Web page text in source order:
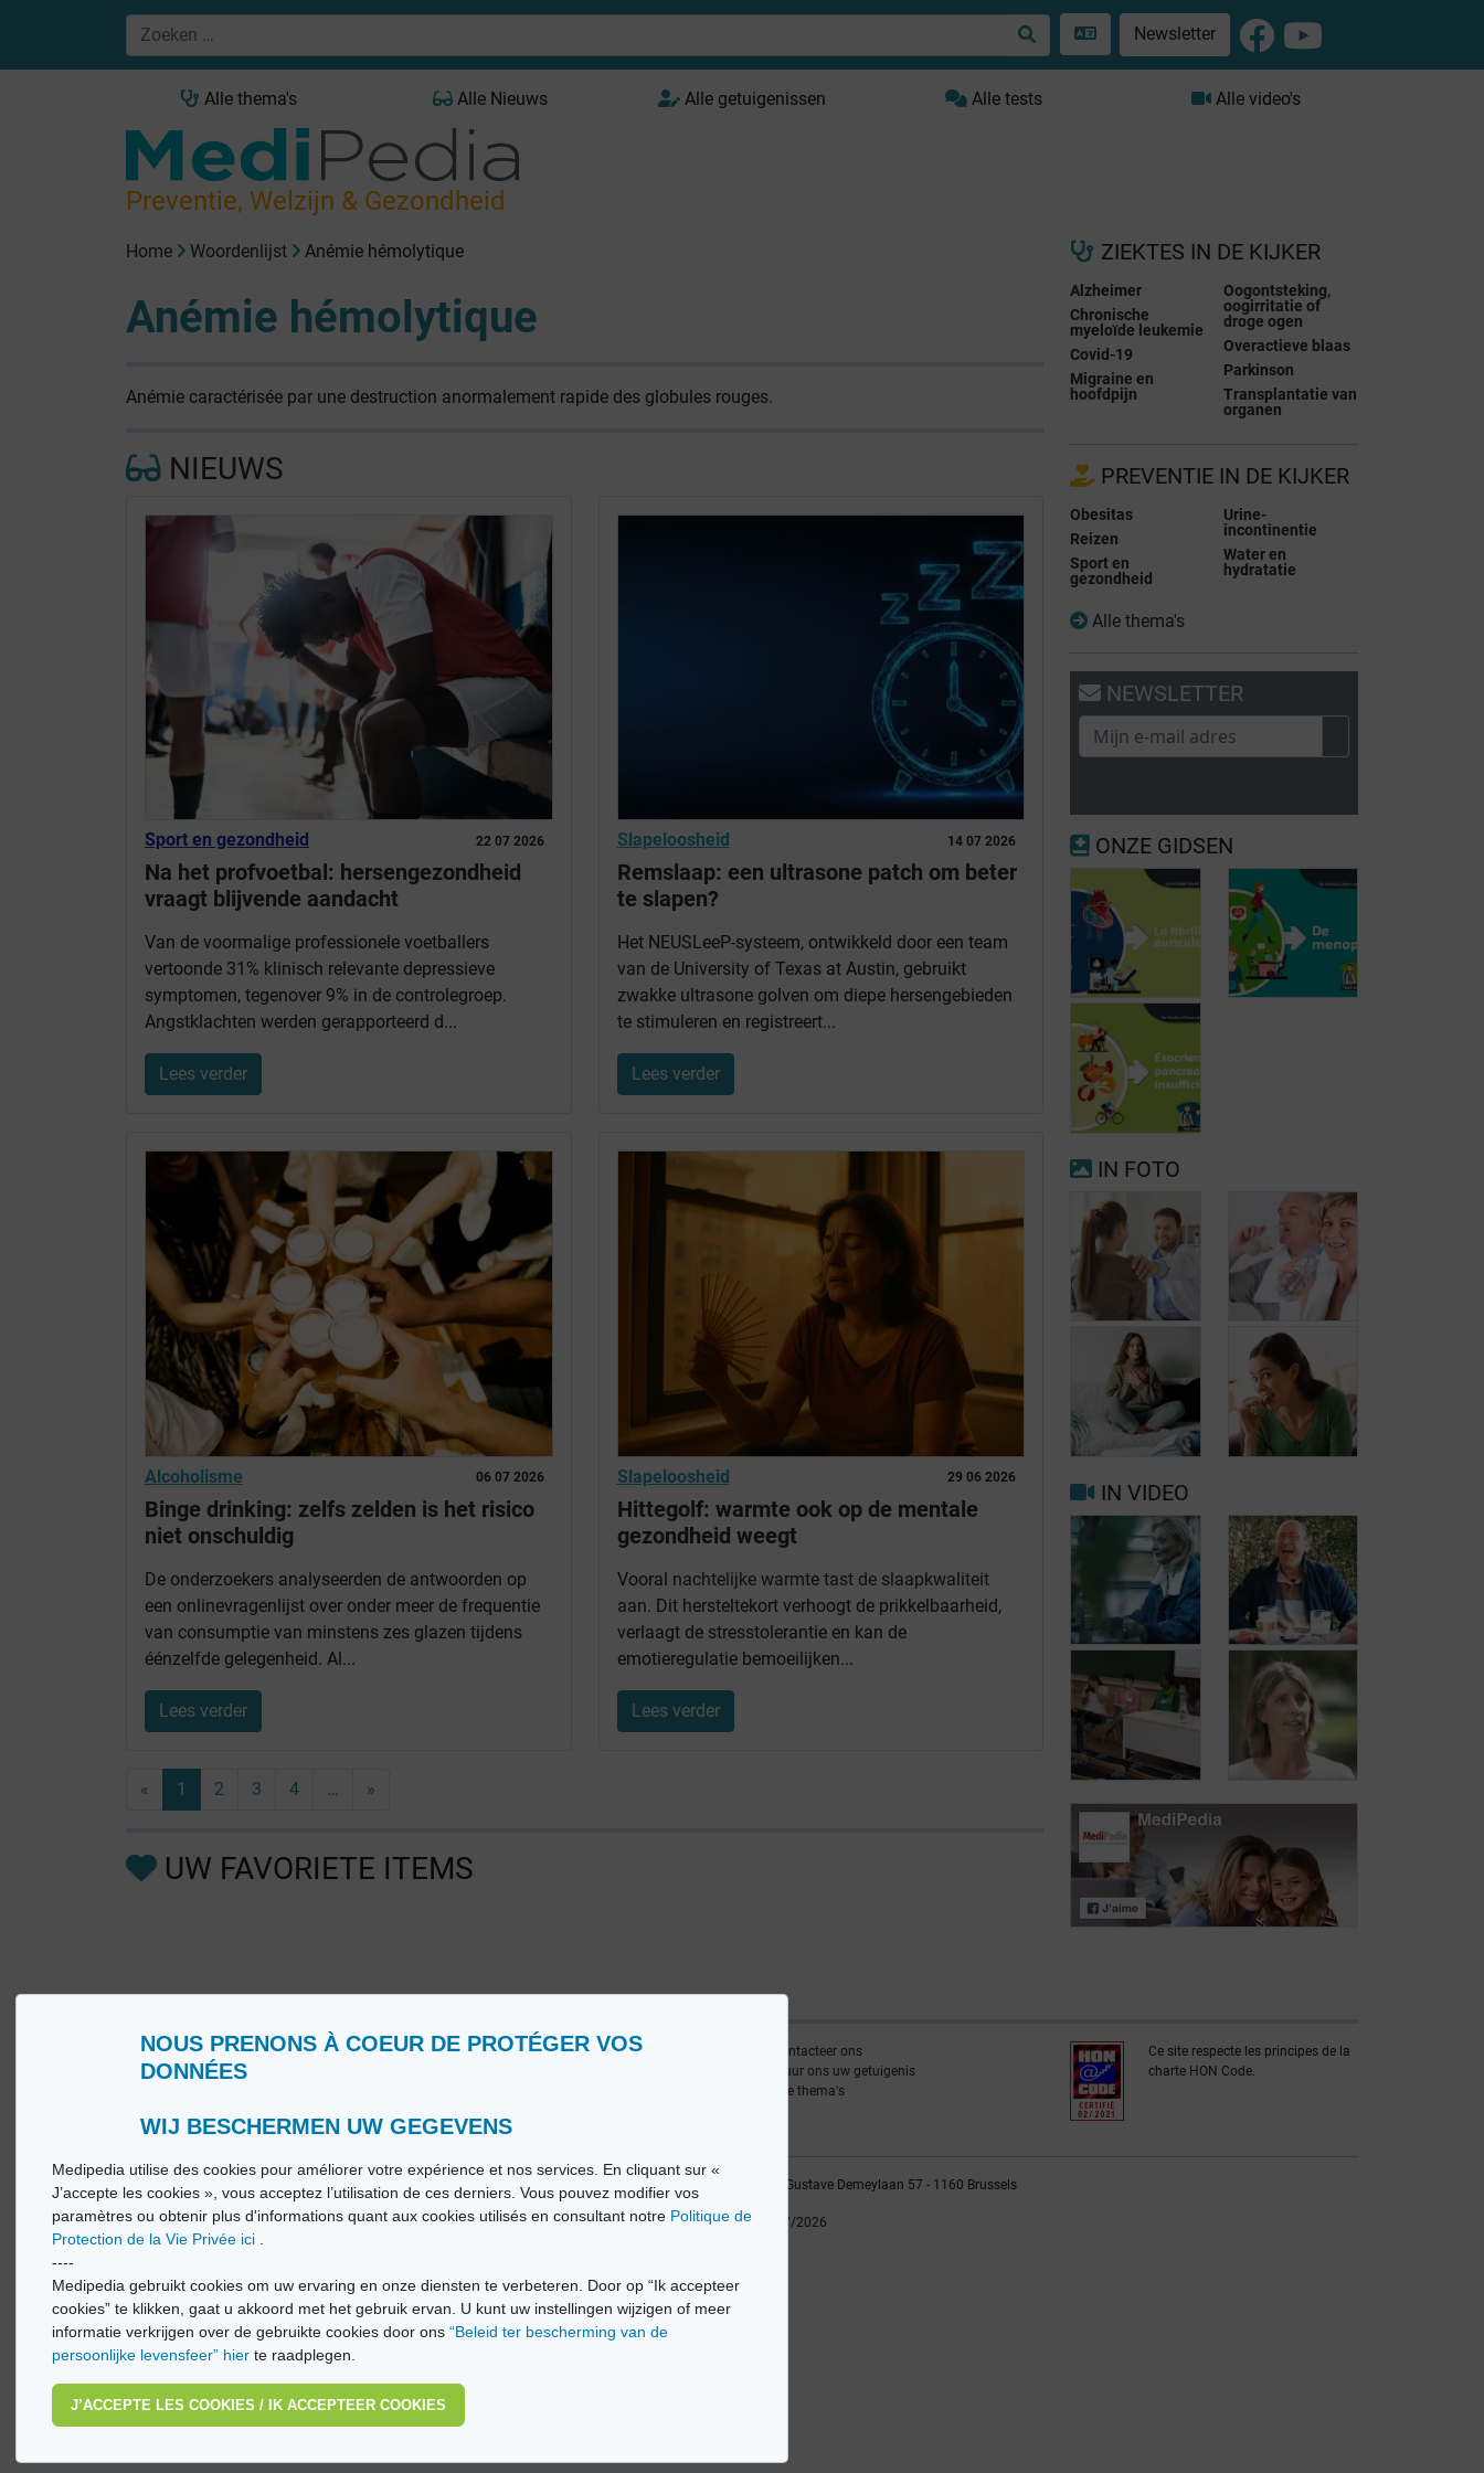
NOUS PRENONS À COEUR DE PROTÉGER VOS
DONNÉES
WIJ BESCHERMEN UW GEGEVENS
Medipedia utilise des cookies pour améliorer votre expérience et nos services. En cliquant sur «
J’accepte les cookies », vous acceptez l’utilisation de ces derniers. Vous pouvez modifier vos
paramètres ou obtenir plus d'informations quant aux cookies utilisés en consultant notre Politique de
Protection de la Vie Privée ici .
----
Medipedia gebruikt cookies om uw ervaring en onze diensten te verbeteren. Door op “Ik accepteer
cookies” te klikken, gaat u akkoord met het gebruik ervan. U kunt uw instellingen wijzigen of meer
informatie verkrijgen over de gebruikte cookies door ons“Beleid ter bescherming van de
persoonlijke levensfeer” hier te raadplegen.
J’ACCEPTE LES COOKIES / IK ACCEPTEER COOKIES
Newsletter
Alle thema's Alle Nieuws Alle getuigenissen Alle tests Alle video's
Preventie, Welzijn & Gezondheid
Home Woordenlijst Anémie hémolytique
Anémie hémolytique
Anémie caractérisée par une destruction anormalement rapide des globules rouges.
NIEUWS
22 07 2026
Sport en gezondheid
Na het profvoetbal: hersengezondheid
vraagt blijvende aandacht
Van de voormalige professionele voetballers
vertoonde 31% klinisch relevante depressieve
symptomen, tegenover 9% in de controlegroep.
Angstklachten werden gerapporteerd d...
Lees verder
14 07 2026
Slapeloosheid
Remslaap: een ultrasone patch om beter
te slapen?
Het NEUSLeeP-systeem, ontwikkeld door een team
van de University of Texas at Austin, gebruikt
zwakke ultrasone golven om diepe hersengebieden
te stimuleren en registreert...
Lees verder
06 07 2026
Alcoholisme
Binge drinking: zelfs zelden is het risico
niet onschuldig
De onderzoekers analyseerden de antwoorden op
een onlinevragenlijst over onder meer de frequentie
van consumptie van minstens zes glazen tijdens
éénzelfde gelegenheid. Al...
Lees verder
29 06 2026
Slapeloosheid
Hittegolf: warmte ook op de mentale
gezondheid weegt
Vooral nachtelijke warmte tast de slaapkwaliteit
aan. Dit hersteltekort verhoogt de prikkelbaarheid,
verlaagt de stresstolerantie en kan de
emotieregulatie bemoeilijken...
Lees verder
« 1 2 3 4 … »
UW FAVORIETE ITEMS
ZIEKTES IN DE KIJKER
Alzheimer
Chronische
myeloïde leukemie
Covid-19
Migraine en
hoofdpijn
Oogontsteking,
oogirritatie of
droge ogen
Overactieve blaas
Parkinson
Transplantatie van
organen
PREVENTIE IN DE KIJKER
Obesitas
Reizen
Sport en
gezondheid
Urine-
incontinentie
Water en
hydratatie
Alle thema's
NEWSLETTER
ONZE GIDSEN
Voorkamerfibrillatie
Exocriene
pancreas-
insufficiëntie
IN FOTO
Wanneer
opnieuw uw arts
raadplegen bij
migraine of
hoofdpijn?
Hoofdpijn
dagelijks
voorkomen
Beter leven met
migraine in het
dagelijks leven
Trigger- en
risicofactoren
voor migraine
en hoofdpijn
IN VIDEO
Carole, 55 jaar,
vond een
haar
Jean, 58 jaar,
geniet van het
leven, ondanks
het feit dat hij
met urineverlies
Dag van de
Lymfoompatiënten:
Mariangela
Fiorente,
ALWB
Dag van de
Lymfoompatiënten:
Prof. Virginie De
Wilde
Wie zijn wij?
Gebruiksvoorwaarden
Woordenlijst
Contacteer ons
Stuur ons uw getuigenis
Alle thema's
Ce site respecte les principes de la
charte HON Code.
© Vivio sa, 2014-2026 - Tous droits réservés | Avenue Gustave Demeylaan 57 - 1160 Brussels
Laatste update: 22/07/2026